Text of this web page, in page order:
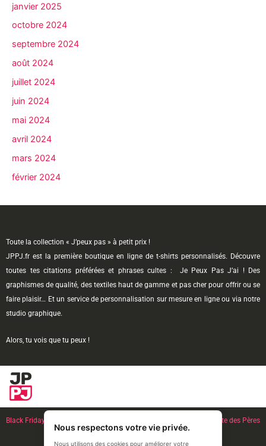
janvier 2025
octobre 2024
septembre 2024
août 2024
juillet 2024
juin 2024
mai 2024
avril 2024
mars 2024
février 2024
Toute la collection « J’peux pas » à petit prix !
JPPJ.fr est la première boutique en ligne de t-shirts personnalisés. Découvre
toutes tes citations préférées et phrases cultes : Je Peux Pas J’ai ! Des
graphismes de qualité, des textiles haut de gamme et pas cher pour offrir ou se
faire plaisir… Et un service de personnalisation sur mesure en ligne ou via notre
studio graphique.
Alors, tu vois que tu peux !
Black Friday
Fête des Pères
Couple Amoureux
Nous respectons votre vie privée.
Nous utilisons des cookies pour améliorer votre